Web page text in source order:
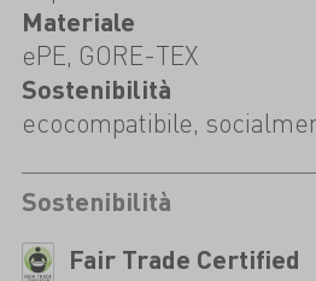
Materiale
ePE, GORE-TEX
Sostenibilità
ecocompatibile,
Sostenibilità
Fair Trade Certified